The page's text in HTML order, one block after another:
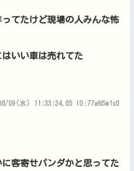
てたけど現場の人みんな怖
いい車は売れてた
09(水) 11:33:34.05 ID:77aN5m1s0
客寄せパンダかと思ってた